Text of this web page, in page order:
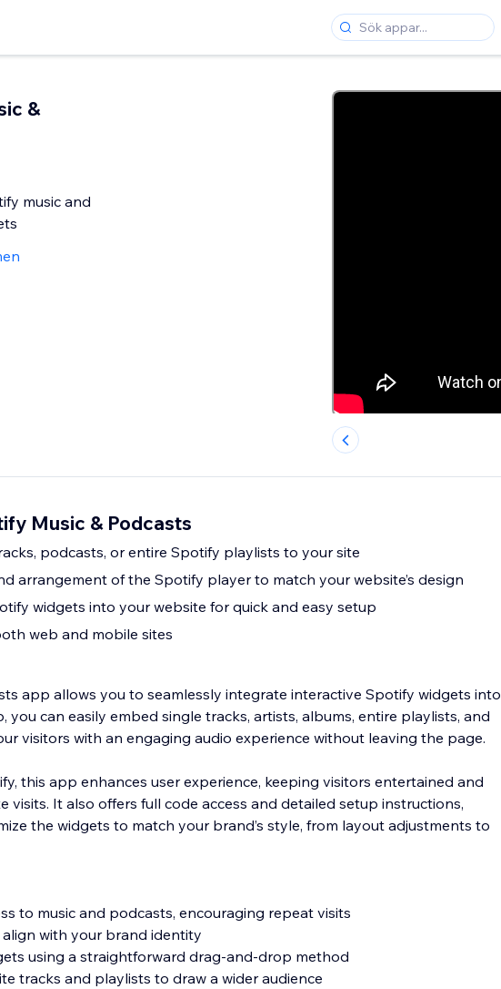
&
music and
Music & Podcasts
podcasts, or entire Spotify playlists to your site
arrangement of the Spotify player to match your website’s design
widgets into your website for quick and easy setup
web and mobile sites
app allows you to seamlessly integrate interactive Spotify widgets into
you can easily embed single tracks, artists, albums, entire playlists, and
visitors with an engaging audio experience without leaving the page.
this app enhances user experience, keeping visitors entertained and
visits. It also offers full code access and detailed setup instructions,
the widgets to match your brand’s style, from layout adjustments to
to music and podcasts, encouraging repeat visits
with your brand identity
using a straightforward drag-and-drop method
tracks and playlists to draw a wider audience